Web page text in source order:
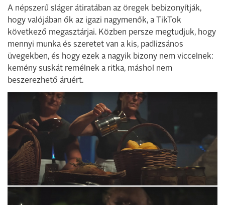
A népszerű sláger átiratában az öregek bebizonyítják,
hogy valójában ők az igazi nagymenők, a TikTok
következő megasztárjai. Közben persze megtudjuk, hogy
mennyi munka és szeretet van a kis, padlizsános
üvegekben, és hogy ezek a nagyik bizony nem viccelnek:
kemény suskát remélnek a ritka, máshol nem
beszerezhető áruért.